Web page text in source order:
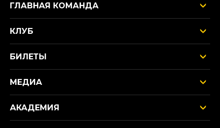
ГЛАВНАЯ КОМАНДА
КЛУБ
БИЛЕТЫ
МЕДИА
АКАДЕМИЯ